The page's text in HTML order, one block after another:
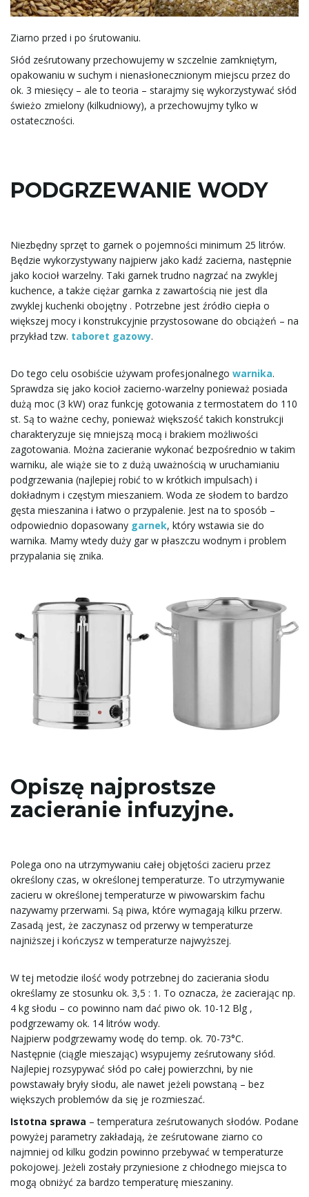
Ziarno przed i po śrutowaniu.
Słód ześrutowany przechowujemy w szczelnie zamkniętym,
opakowaniu w suchym i nienasłonecznionym miejscu przez do
ok. 3 miesięcy – ale to teoria – starajmy się wykorzystywać słód
świeżo zmielony (kilkudniowy), a przechowujmy tylko w
ostateczności.
PODGRZEWANIE WODY
Niezbędny sprzęt to garnek o pojemności minimum 25 litrów.
Będzie wykorzystywany najpierw jako kadź zacierna, następnie
jako kocioł warzelny. Taki garnek trudno nagrzać na zwyklej
kuchence, a także ciężar garnka z zawartością nie jest dla
zwyklej kuchenki obojętny . Potrzebne jest źródło ciepła o
większej mocy i konstrukcyjnie przystosowane do obciążeń – na
przykład tzw. taboret gazowy.
Do tego celu osobiście używam profesjonalnego warnika.
Sprawdza się jako kocioł zacierno-warzelny ponieważ posiada
dużą moc (3 kW) oraz funkcję gotowania z termostatem do 110
st. Są to ważne cechy, ponieważ większość takich konstrukcji
charakteryzuje się mniejszą mocą i brakiem możliwości
zagotowania. Można zacieranie wykonać bezpośrednio w takim
warniku, ale wiąże sie to z dużą uważnością w uruchamianiu
podgrzewania (najlepiej robić to w krótkich impulsach) i
dokładnym i częstym mieszaniem. Woda ze słodem to bardzo
gęsta mieszanina i łatwo o przypalenie. Jest na to sposób –
odpowiednio dopasowany garnek, który wstawia sie do
warnika. Mamy wtedy duży gar w płaszczu wodnym i problem
przypalania się znika.
Opiszę najprostsze
zacieranie infuzyjne.
Polega ono na utrzymywaniu całej objętości zacieru przez
określony czas, w określonej temperaturze. To utrzymywanie
zacieru w określonej temperaturze w piwowarskim fachu
nazywamy przerwami. Są piwa, które wymagają kilku przerw.
Zasadą jest, że zaczynasz od przerwy w temperaturze
najniższej i kończysz w temperaturze najwyższej.
W tej metodzie ilość wody potrzebnej do zacierania słodu
określamy ze stosunku ok. 3,5 : 1. To oznacza, że zacierając np.
4 kg słodu – co powinno nam dać piwo ok. 10-12 Blg ,
podgrzewamy ok. 14 litrów wody.
Najpierw podgrzewamy wodę do temp. ok. 70-73°C.
Następnie (ciągle mieszając) wsypujemy ześrutowany słód.
Najlepiej rozsypywać słód po całej powierzchni, by nie
powstawały bryły słodu, ale nawet jeżeli powstaną – bez
większych problemów da się je rozmieszać.
Istotna sprawa – temperatura ześrutowanych słodów. Podane
powyżej parametry zakładają, że ześrutowane ziarno co
najmniej od kilku godzin powinno przebywać w temperaturze
pokojowej. Jeżeli zostały przyniesione z chłodnego miejsca to
mogą obniżyć za bardzo temperaturę mieszaniny.